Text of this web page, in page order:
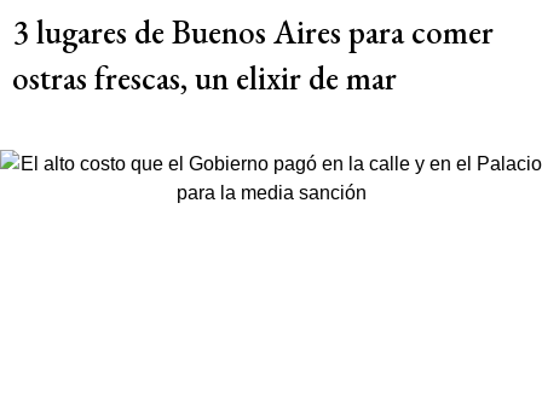
3 lugares de Buenos Aires para comer
ostras frescas, un elixir de mar